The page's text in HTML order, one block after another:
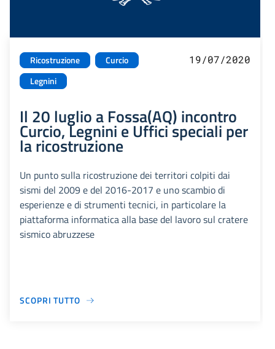
Ricostruzione
Curcio
Legnini
19/07/2020
Il 20 luglio a Fossa(AQ) incontro
Curcio, Legnini e Uffici speciali per
la ricostruzione
Un punto sulla ricostruzione dei territori colpiti dai
sismi del 2009 e del 2016-2017 e uno scambio di
esperienze e di strumenti tecnici, in particolare la
piattaforma informatica alla base del lavoro sul cratere
sismico abruzzese
SCOPRI TUTTO